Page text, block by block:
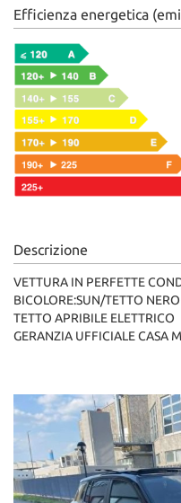
Efficienza energetica
Descrizione
VETTURA IN PERFETTE
BICOLORE:SUN/TETTO NERO
TETTO APRIBILE ELETTRICO
GERANZIA UFFICIALE CASA